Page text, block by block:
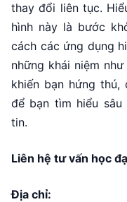
thay đổi liên tục.
hình này là bước
cách các ứng dụng
những khái niệm
khiến bạn hứng
để bạn tìm hiểu sâu
tin.
Liên hệ tư vấn học
Địa chỉ: